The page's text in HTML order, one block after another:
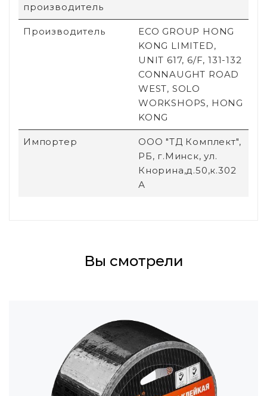
производитель
Производитель
ECO GROUP HONG
KONG LIMITED,
UNIT 617, 6/F, 131-132
CONNAUGHT ROAD
WEST, SOLO
WORKSHOPS, HONG
KONG
Импортер
ООО "ТД Комплект",
РБ, г.Минск, ул.
Кнорина,д.50,к.302
А
Вы смотрели